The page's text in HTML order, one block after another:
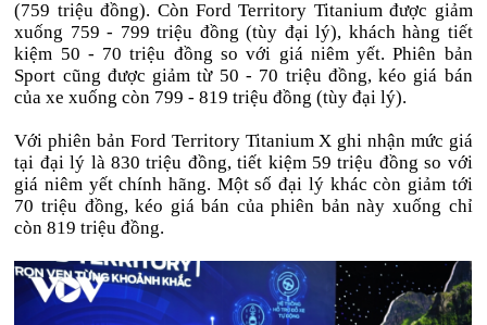
(759 triệu đồng). Còn Ford Territory Titanium được giảm
xuống 759 - 799 triệu đồng (tùy đại lý), khách hàng tiết
kiệm 50 - 70 triệu đồng so với giá niêm yết. Phiên bản
Sport cũng được giảm từ 50 - 70 triệu đồng, kéo giá bán
của xe xuống còn 799 - 819 triệu đồng (tùy đại lý).
Với phiên bản Ford Territory Titanium X ghi nhận mức giá
tại đại lý là 830 triệu đồng, tiết kiệm 59 triệu đồng so với
giá niêm yết chính hãng. Một số đại lý khác còn giảm tới
70 triệu đồng, kéo giá bán của phiên bản này xuống chỉ
còn 819 triệu đồng.